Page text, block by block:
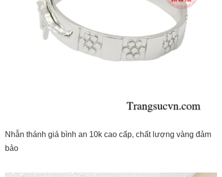
Nhẫn thánh giá bình an 10k cao cấp, chất lượng vàng đảm
bảo